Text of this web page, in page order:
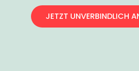
JETZT UNVERBINDLICH